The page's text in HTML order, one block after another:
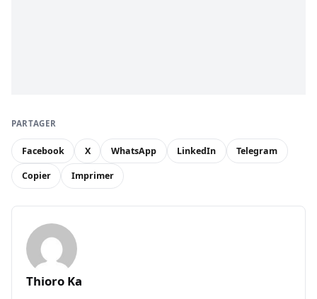
PARTAGER
Facebook X WhatsApp LinkedIn Telegram
Copier Imprimer
Thioro Ka